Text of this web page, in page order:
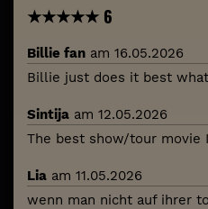
★★★★★ 6
Billie fan am 16.05.2026
Billie just does it best
Sintija am 12.05.2026
The best show/tour movie
Lia am 11.05.2026
wenn man nicht auf ihrer